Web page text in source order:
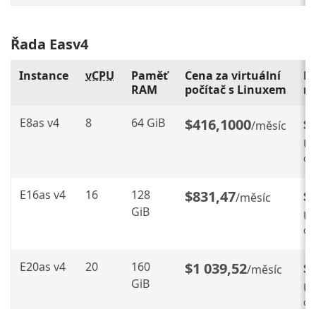
Řada Easv4
Instance vCPU
Paměť
RAM
Cena za virtuální
počítač s Linuxem
E8as v4 8 64 GiB $416,1000/měsíc
%
E16as v4 16
128
GiB
$831,47/měsíc
%
E20as v4 20
160
GiB
$1 039,52/měsíc
%